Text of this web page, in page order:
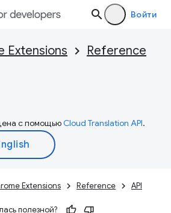
Войти
Extensions
Reference
с помощьюCloud Translation API.
Extensions Reference API
полезной?